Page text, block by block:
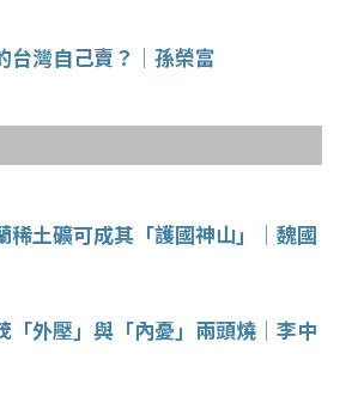
台灣自己賣？│孫榮富
稀土礦可成其「護國神山」│魏國
「外壓」與「內憂」兩頭燒│李中